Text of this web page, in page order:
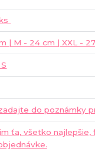
| M - 24 cm | XXL -
do poznámky
ťa, všetko